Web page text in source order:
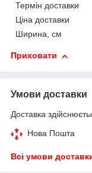
Термін доставки
Ціна доставки
Ширина, см
Приховати
Умови доставки
Доставка
Нова Пошта
Всі умови